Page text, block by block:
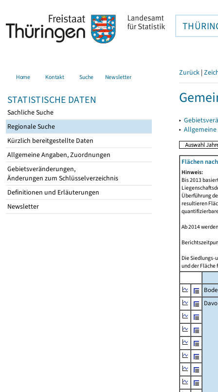
Home Kontakt Suche Newsletter
STATISTISCHE DATEN
Sachliche Suche
Regionale Suche
Kürzlich bereitgestellte Daten
Allgemeine Angaben, Zuordnungen
Gebietsveränderungen,
Änderungen zum Schlüsselverzeichnis
Definitionen und Erläuterungen
Newsletter
Zurück |
▸
▸
Flächen
Hinweis:
Bis 2013
Überführung
resultieren
Ab 2014
Die Siedlungs-
und der Fläche